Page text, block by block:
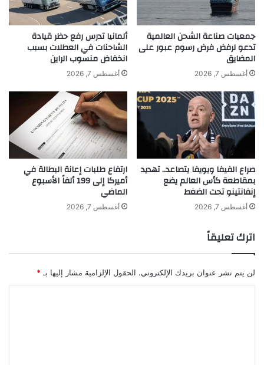
khabar3ajeldubai.com — أمل نور تطلق قريباً أغنيتها
الجديدة “تركني حبك”
ي
ي
ر
ا
ت
ك
ه
ن
!
ه
ر
.
.
ي
ر
ا
ا
ل
ي
د
ي
ت
م
ل
ف
جمعيات صناعة الشحن العالمية
تدعو لرفض فرض رسوم عبور على
المضايق
أغسطس 7, 2026
ألمانيا تدرس رفع حظر قيادة
الشاحنات في العطلات بسبب
انخفاض منسوب الراين
أغسطس 7, 2026
صراع الفيفا ويويفا يتصاعد.. تهديد
بمقاطعة كأس العالم يضع
إنفانتينو تحت الضغط
أغسطس 7, 2026
ارتفاع طلبات إعانة البطالة في
أميركا إلى 199 ألفاً الأسبوع
الماضي
أغسطس 7, 2026
اترك تعليقاً
لن يتم نشر عنوان بريدك الإلكتروني. الحقول الإلزامية مشار إليها بـ *